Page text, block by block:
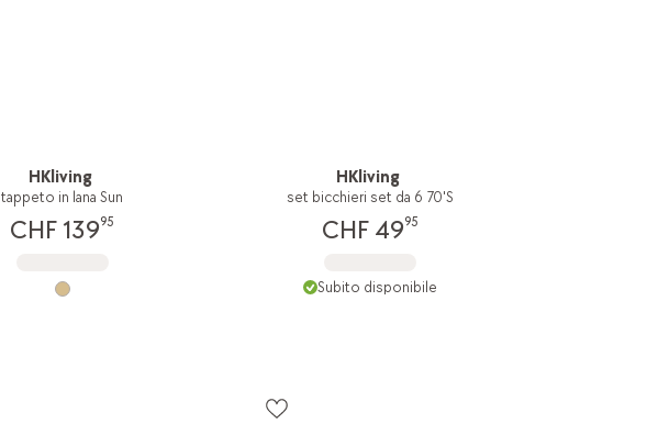
HKliving
tappeto in lana Sun
CHF 13995
HKliving
set bicchieri set da 6 70'S
CHF 4995
Subito disponibile